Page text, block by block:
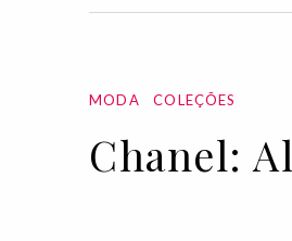
MODA COLEÇÕES
Chanel: